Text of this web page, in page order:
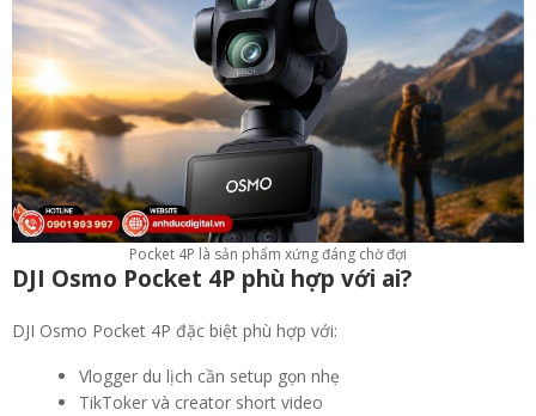
Pocket 4P là sản phẩm xứng đáng chờ đợi
DJI Osmo Pocket 4P phù hợp với ai?
DJI Osmo Pocket 4P đặc biệt phù hợp với:
Vlogger du lịch cần setup gọn nhẹ
TikToker và creator short video